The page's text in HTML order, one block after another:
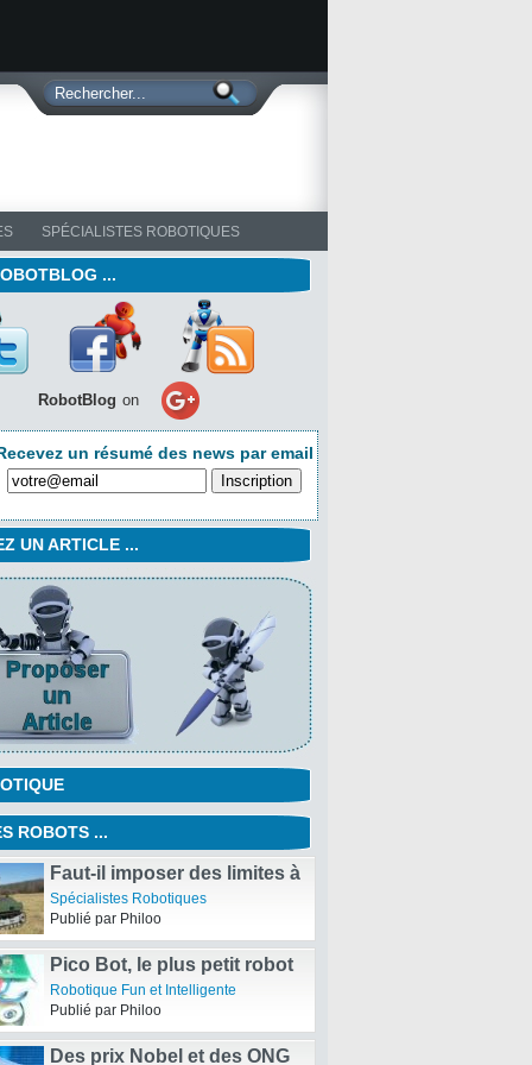
SPÉCIALISTES ROBOTIQUES
...
RobotBlog on
un résumé des news par email
UN ARTICLE ...
ROBOTS ...
Faut-il imposer des limites à
la recherche en robotique et
au robots autonomes ?
Spécialistes Robotiques
Publié par Philoo
Pico Bot, le plus petit robot